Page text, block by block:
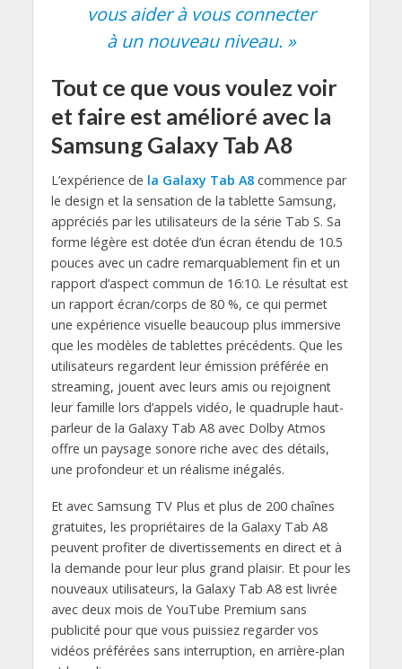
vous aider à vous connecter
à un nouveau niveau. »
Tout ce que vous voulez voir
et faire est amélioré avec la
Samsung Galaxy Tab A8
L’expérience de la Galaxy Tab A8commence par
le design et la sensation de la tablette Samsung,
appréciés par les utilisateurs de la série Tab S. Sa
forme légère est dotée d’un écran étendu de 10.5
pouces avec un cadre remarquablement fin et un
rapport d’aspect commun de 16:10. Le résultat est
un rapport écran/corps de 80 %, ce qui permet
une expérience visuelle beaucoup plus immersive
que les modèles de tablettes précédents. Que les
utilisateurs regardent leur émission préférée en
streaming, jouent avec leurs amis ou rejoignent
leur famille lors d’appels vidéo, le quadruple haut-
parleur de la Galaxy Tab A8 avec Dolby Atmos
offre un paysage sonore riche avec des détails,
une profondeur et un réalisme inégalés.
Et avec Samsung TV Plus et plus de 200 chaînes
gratuites, les propriétaires de la Galaxy Tab A8
peuvent profiter de divertissements en direct et à
la demande pour leur plus grand plaisir. Et pour les
nouveaux utilisateurs, la Galaxy Tab A8 est livrée
avec deux mois de YouTube Premium sans
publicité pour que vous puissiez regarder vos
vidéos préférées sans interruption, en arrière-plan